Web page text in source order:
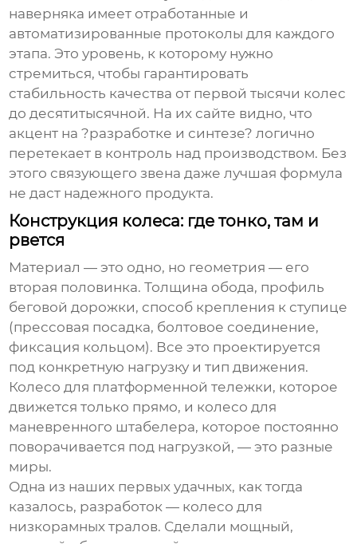
наверняка имеет отработанные и
автоматизированные протоколы для каждого
этапа. Это уровень, к которому нужно
стремиться, чтобы гарантировать
стабильность качества от первой тысячи колес
до десятитысячной. На их сайте видно, что
акцент на ?разработке и синтезе? логично
перетекает в контроль над производством. Без
этого связующего звена даже лучшая формула
не даст надежного продукта.
Конструкция колеса: где тонко, там и
рвется
Материал — это одно, но геометрия — его
вторая половинка. Толщина обода, профиль
беговой дорожки, способ крепления к ступице
(прессовая посадка, болтовое соединение,
фиксация кольцом). Все это проектируется
под конкретную нагрузку и тип движения.
Колесо для платформенной тележки, которое
движется только прямо, и колесо для
маневренного штабелера, которое постоянно
поворачивается под нагрузкой, — это разные
миры.
Одна из наших первых удачных, как тогда
казалось, разработок — колесо для
низкорамных тралов. Сделали мощный,